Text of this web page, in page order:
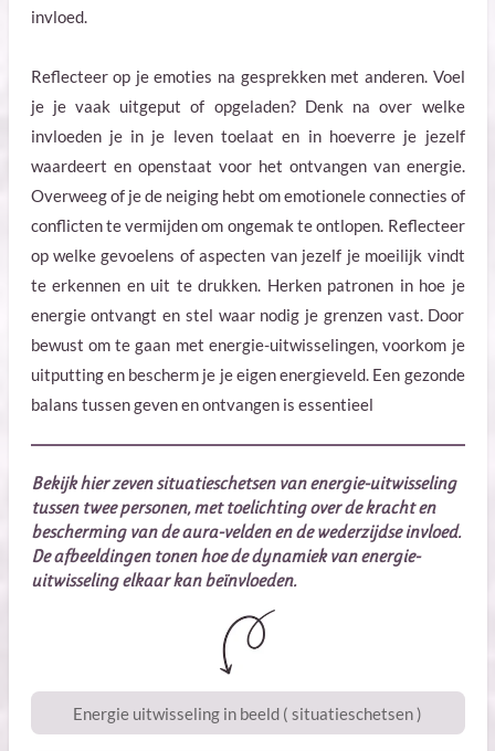
invloed.
Reflecteer op je emoties na gesprekken met anderen. Voel
je je vaak uitgeput of opgeladen? Denk na over welke
invloeden je in je leven toelaat en in hoeverre je jezelf
waardeert en openstaat voor het ontvangen van energie.
Overweeg of je de neiging hebt om emotionele connecties of
conflicten te vermijden om ongemak te ontlopen. Reflecteer
op welke gevoelens of aspecten van jezelf je moeilijk vindt
te erkennen en uit te drukken. Herken patronen in hoe je
energie ontvangt en stel waar nodig je grenzen vast. Door
bewust om te gaan met energie-uitwisselingen, voorkom je
uitputting en bescherm je je eigen energieveld. Een gezonde
balans tussen geven en ontvangen is essentieel
Bekijk hier zeven situatieschetsen van energie-uitwisseling
tussen twee personen, met toelichting over de kracht en
bescherming van de aura-velden en de wederzijdse invloed.
De afbeeldingen tonen hoe de dynamiek van energie-
uitwisseling elkaar kan beïnvloeden.
Energie uitwisseling in beeld ( situatieschetsen )